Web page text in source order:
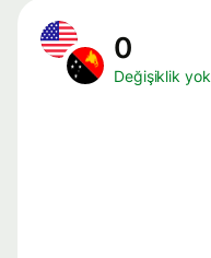
0
Değişiklik yok